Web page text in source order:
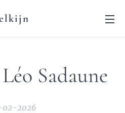
Sadaune
2026